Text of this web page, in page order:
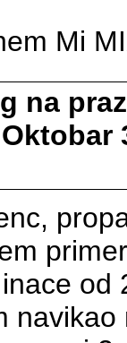
Mi
na
Oktobar
od